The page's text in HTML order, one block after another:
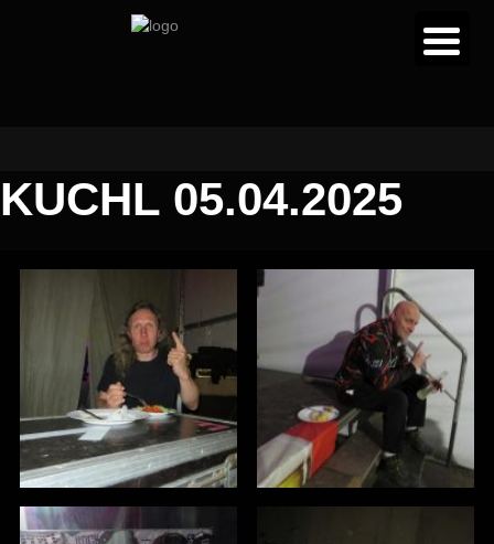
KUCHL 05.04.2025